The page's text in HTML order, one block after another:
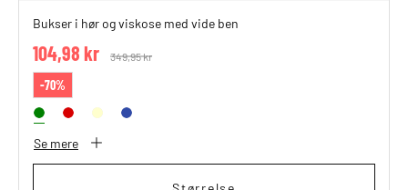
Bukser i hør og viskose med vide ben
Price reduced from
349,95 kr
104,98 kr
-70%
Se mere